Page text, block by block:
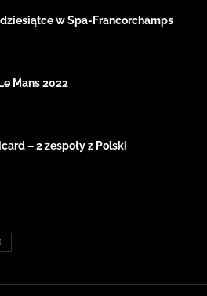
w Spa-Francorchamps
Mans 2022
– 2 zespoły z Polski